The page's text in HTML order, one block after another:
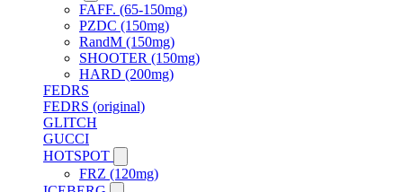
FAFF. (65-150mg)
PZDC (150mg)
RandM (150mg)
SHOOTER (150mg)
HARD (200mg)
FEDRS
FEDRS (original)
GLITCH
GUCCI
HOTSPOT
FRZ (120mg)